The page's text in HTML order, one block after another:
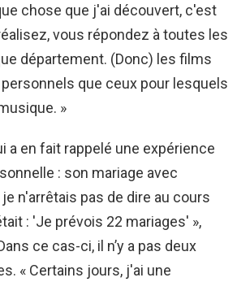
chose que j'ai découvert, c'est
vous répondez à toutes les
département. (Donc) les films
que ceux pour lesquels
»
a en fait rappelé une expérience
: son mariage avec
n'arrêtais pas de dire au cours
: 'Je prévois 22 mariages' »,
ce cas-ci, il n’y a pas deux
« Certains jours, j'ai une